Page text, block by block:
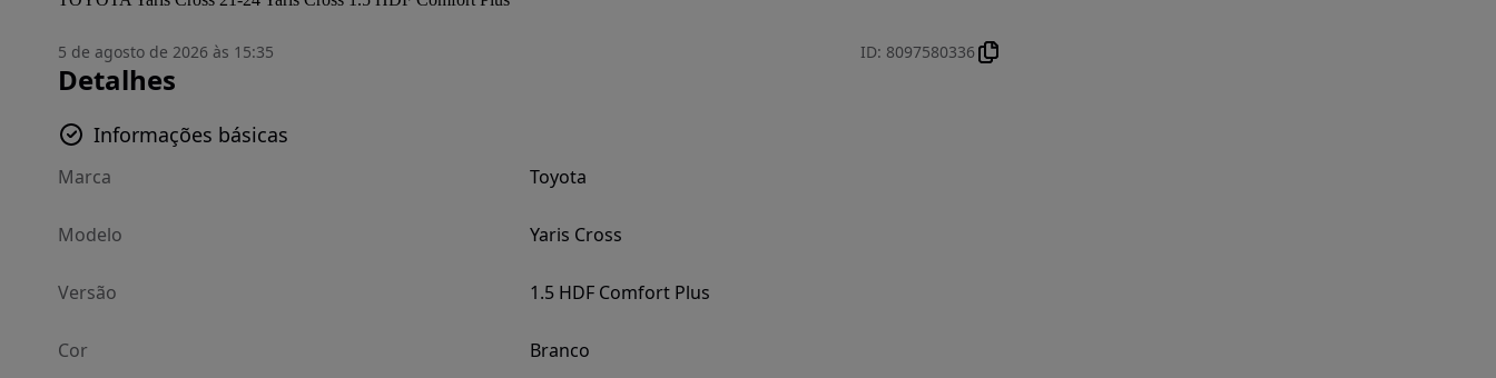
5 de agosto de 2026 às 15:35 ID: 8097580336
Detalhes
Informações básicas
Marca Toyota
Modelo Yaris Cross
Versão 1.5 HDF Comfort Plus
Cor Branco